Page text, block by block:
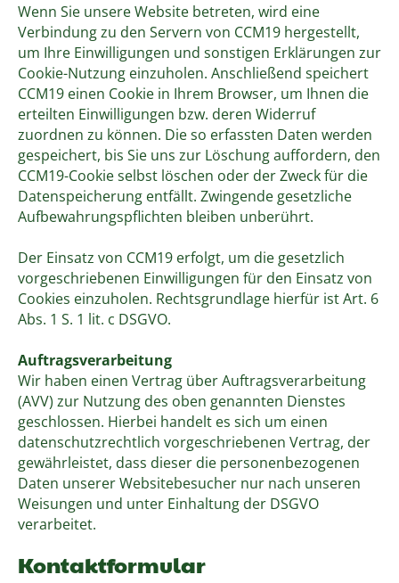
Wenn Sie unsere Website betreten, wird eine
Verbindung zu den Servern von CCM19 hergestellt,
um Ihre Einwilligungen und sonstigen Erklärungen zur
Cookie-Nutzung einzuholen. Anschließend speichert
CCM19 einen Cookie in Ihrem Browser, um Ihnen die
erteilten Einwilligungen bzw. deren Widerruf
zuordnen zu können. Die so erfassten Daten werden
gespeichert, bis Sie uns zur Löschung auffordern, den
CCM19-Cookie selbst löschen oder der Zweck für die
Datenspeicherung entfällt. Zwingende gesetzliche
Aufbewahrungspflichten bleiben unberührt.
Der Einsatz von CCM19 erfolgt, um die gesetzlich
vorgeschriebenen Einwilligungen für den Einsatz von
Cookies einzuholen. Rechtsgrundlage hierfür ist Art. 6
Abs. 1 S. 1 lit. c DSGVO.
Auftragsverarbeitung
Wir haben einen Vertrag über Auftragsverarbeitung
(AVV) zur Nutzung des oben genannten Dienstes
geschlossen. Hierbei handelt es sich um einen
datenschutzrechtlich vorgeschriebenen Vertrag, der
gewährleistet, dass dieser die personenbezogenen
Daten unserer Websitebesucher nur nach unseren
Weisungen und unter Einhaltung der DSGVO
verarbeitet.
Kontaktformular